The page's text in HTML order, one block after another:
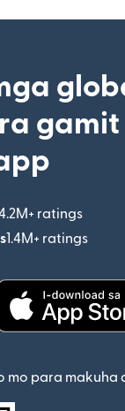
gamit
ratings
1.4M+ ratings
mo para makuha